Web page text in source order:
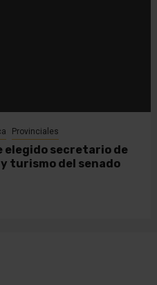
Provinciales
elegido secretario de
turismo del senado